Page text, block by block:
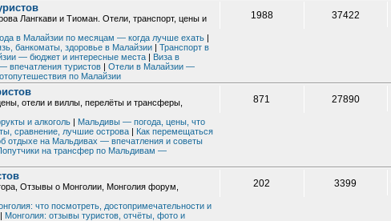
Лангкави и Тиоман. Отели, транспорт, цены и
в Малайзии по месяцам — когда лучше ехать |
банкоматы, здоровье в Малайзии | Транспорт в
— бюджет и интересные места | Виза в
впечатления туристов | Отели в Малайзии —
по Малайзии
1988 37422
отели и виллы, перелёты и трансферы,
и алкоголь | Мальдивы — погода, цены, что
сравнение, лучшие острова | Как перемещаться
отдыхе на Мальдивах — впечатления и советы
на трансфер по Мальдивам —
871 27890
Отзывы о Монголии, Монголия форум,
что посмотреть, достопримечательности и
| Монголия: отзывы туристов, отчёты, фото и
202 3399